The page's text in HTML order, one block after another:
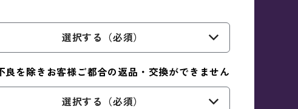
選択する（必須）
良を除きお客様ご都合の返品・交換ができません
選択する（必須）